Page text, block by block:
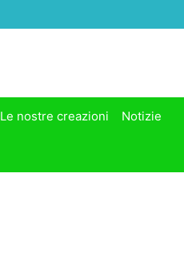
Le nostre creazioni Notizie